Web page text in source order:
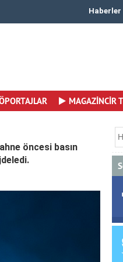
Merhaba Dedi Yaşamay..Haberler
MAGAZİNCİR
öncesi basın